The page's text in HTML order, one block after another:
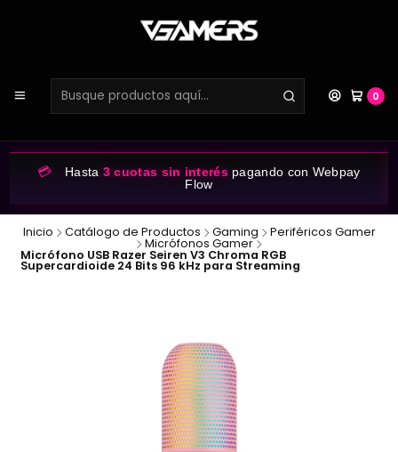
0
💳 Hasta 3 cuotas sin interéspagando con Webpay
Flow
Inicio Catálogo de Productos Gaming Periféricos Gamer
Micrófonos Gamer
Micrófono USB Razer Seiren V3 Chroma RGB
Supercardioide 24 Bits 96 kHz para Streaming